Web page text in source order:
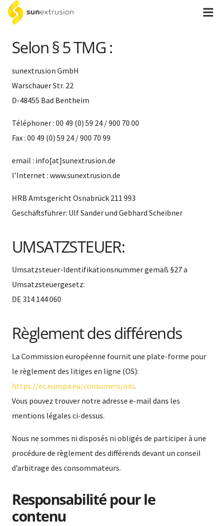
Selon § 5 TMG :
sunextrusion GmbH
Warschauer Str. 22
D-48455 Bad Bentheim
Téléphoner : 00 49 (0) 59 24 / 900 70 00
Fax : 00 49 (0) 59 24 / 900 70 99
email : info[at]sunextrusion.de
l’Internet : www.sunextrusion.de
HRB Amtsgericht Osnabrück 211 993
Geschäftsführer: Ulf Sander und Gebhard Scheibner
UMSATZSTEUER:
Umsatzsteuer-Identifikationsnummer gemäß §27 a
Umsatzsteuergesetz:
DE 314 144 060
Règlement des différends
La Commission européenne fournit une plate-forme pour
le règlement des litiges en ligne (OS):
https://ec.europa.eu/consumers/odr.
Vous pouvez trouver notre adresse e-mail dans les
mentions légales ci-dessus.
Nous ne sommes ni disposés ni obligés de participer à une
procédure de règlement des différends devant un conseil
d’arbitrage des consommateurs.
Responsabilité pour le
contenu